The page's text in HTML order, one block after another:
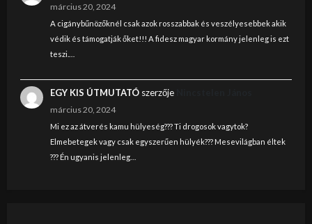
március 20, 2024
A cigánybűnözőknél csak azok rosszabbak és veszélyesebbek akik
védik és támogatják őket!!! A fidesz magyar kormány jelenleg is ezt
teszi.…
EGY KIS ÚTMUTATÓszerzője
március 20, 2024
Mi ez az átverés kamu hülyeség??? Ti drogosok vagytok?
Elmebetegek vagy csak egyszerűen hülyék??? Mesevilágban éltek
??? Én ugyanis jelenleg…